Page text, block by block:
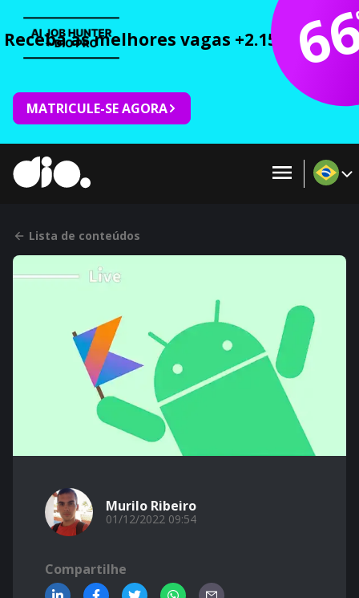
Receba as melhores vagas +2.150 cursos
MATRICULE-SE AGORA
Lista de conteúdos
Murilo Ribeiro
01/12/2022 09:54
Compartilhe